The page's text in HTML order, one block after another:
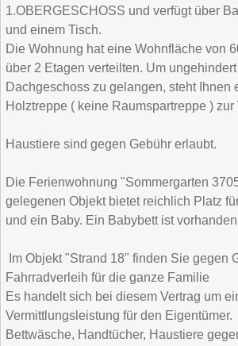
1.OBERGESCHOSS und verfügt über
und einem Tisch.
Die Wohnung hat eine Wohnfläche von
über 2 Etagen verteilten. Um
Dachgeschoss zu gelangen, steht Ihnen
Holztreppe ( keine Raumspartreppe ) zur
Haustiere sind gegen Gebühr erlaubt.
Die Ferienwohnung "Sommergarten
gelegenen Objekt bietet reichlich Platz
und ein Baby. Ein Babybett ist vorhanden
Im Objekt "Strand 18" finden Sie gegen
Fahrradverleih für die ganze Familie
Es handelt sich bei diesem Vertrag um
Vermittlungsleistung für den Eigentümer.
Bettwäsche, Handtücher, Haustiere